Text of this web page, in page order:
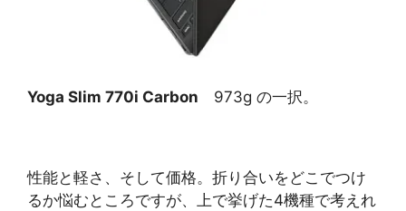
Yoga Slim 770i Carbon 973g の一択。
性能と軽さ、そして価格。折り合いをどこでつけ
るか悩むところですが、上で挙げた4機種で考えれ